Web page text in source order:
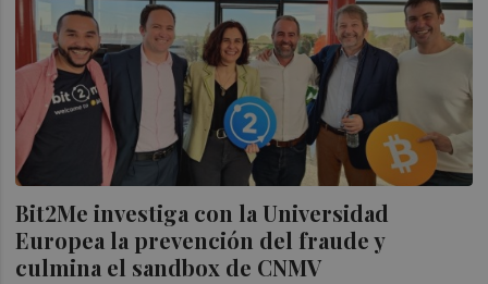
Bit2Me investiga con la Universidad
Europea la prevención del fraude y
culmina el sandbox de CNMV